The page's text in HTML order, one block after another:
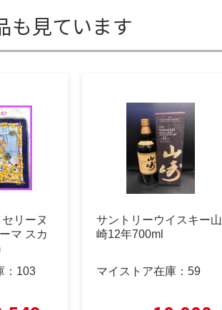
も見ています
リーヌ
マ スカ
103
サントリーウイスキー山
崎12年700ml
マイストア在庫： 59